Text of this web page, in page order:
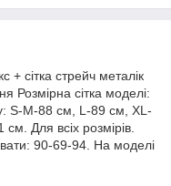
+ сітка стрейч металік
Розмірна сітка моделі:
S-M-88 см, L-89 см, XL-
Для всіх розмірів.
90-69-94. На моделі